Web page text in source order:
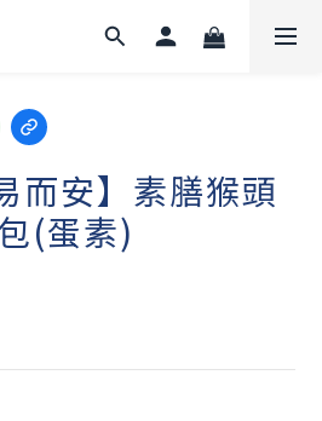
而安】素膳猴頭
(蛋素)